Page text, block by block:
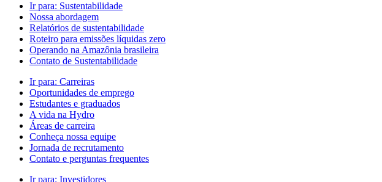
Ir para: Sustentabilidade
Nossa abordagem
Relatórios de sustentabilidade
Roteiro para emissões líquidas zero
Operando na Amazônia brasileira
Contato de Sustentabilidade
Ir para: Carreiras
Oportunidades de emprego
Estudantes e graduados
A vida na Hydro
Áreas de carreira
Conheça nossa equipe
Jornada de recrutamento
Contato e perguntas frequentes
Ir para: Investidores